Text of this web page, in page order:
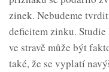
zinek. Nebudeme
deficitem zinku.
ve stravě může být
také, že se vyplatí